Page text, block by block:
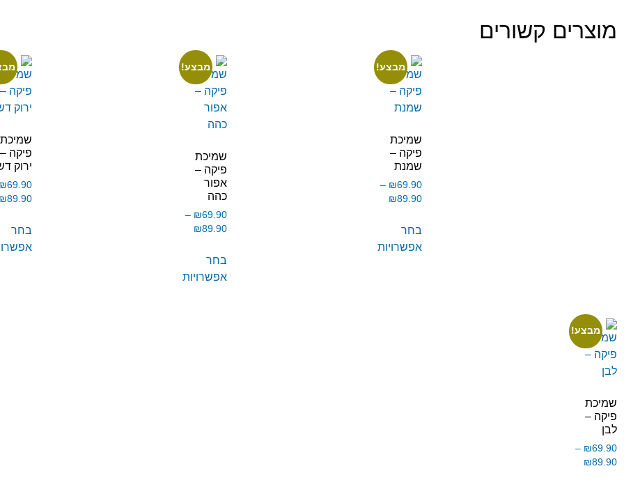
מוצרים קשורים
מבצע!
שמיכת
פיקה –
שמנת
₪69.90
–
₪89.90
בחר
אפשרויות
מבצע!
שמיכת
פיקה –
אפור
כהה
₪69.90
–
₪89.90
בחר
אפשרויות
שמיכת
פיקה –
ירוק
69.90
89.90
בחר
מבצע!
שמיכת
פיקה –
לבן
₪69.90
–
₪89.90